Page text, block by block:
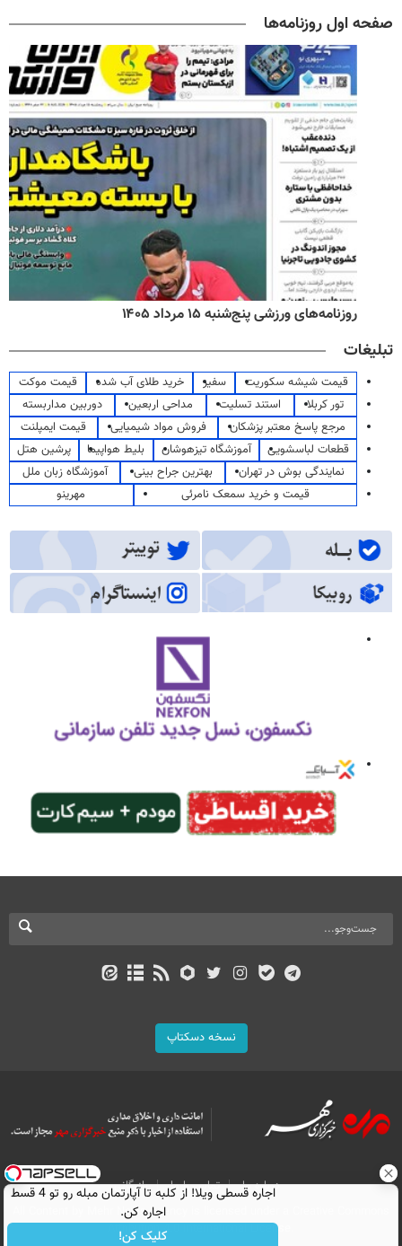
صفحه اول روزنامه‌ها
روزنامه‌های ورزشی پنج‌شنبه ۱۵ مرداد ۱۴۰۵
تبلیغات
قیمت شیشه سکوریت سفیر خرید طلای آب شده
قیمت موکت
تور کربلا
استند تسلیت مداحی اربعین
دوربین مداربسته
مرجع پاسخ معتبر پزشکان
فروش مواد شیمیایی
قیمت ایمپلنت
قطعات لباسشویی
آموزشگاه تیزهوشان بلیط هواپیما
پرشین هتل
نمایندگی بوش در تهران
بهترین جراح بینی
آموزشگاه زبان ملل
قیمت و خرید سمعک نامرئی
مهرینو
نسخه دسکتاپ
درباره ما تماس با ما
بازرگانی
All Content by Mehr News Agency is licensed under a Creative Commons
Attribution 4.0 International License.
اجاره‌ قسطی ویلا! از کلبه تا آپارتمان مبله رو تو 4 قسط
اجاره کن.
کلیک کن!